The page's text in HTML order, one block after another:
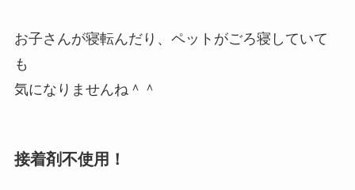
お子さんが寝転んだり、ペットがごろ寝していて
も
気になりませんね＾＾
接着剤不使用！